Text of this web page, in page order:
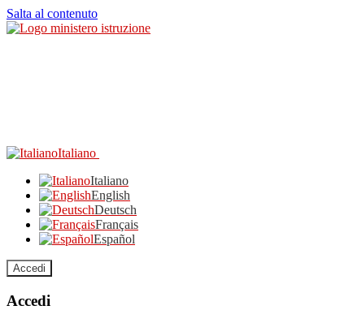
Salta al contenuto
Italiano
Italiano
English
Deutsch
Français
Español
Accedi
Accedi